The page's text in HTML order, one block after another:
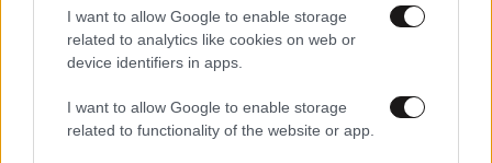
I want to allow Google to enable storage
related to analytics like cookies on web or
device identifiers in apps.
I want to allow Google to enable storage
related to functionality of the website or app.
ΕΛΛΑΔΑ06·08·2026 00:09
Σαν σήμερα 6 Αυγούστου: Πεθαίνει η Ρίτα
Σακελλαρίου, η λαϊκή ντίβα που έκανε τη ζωή